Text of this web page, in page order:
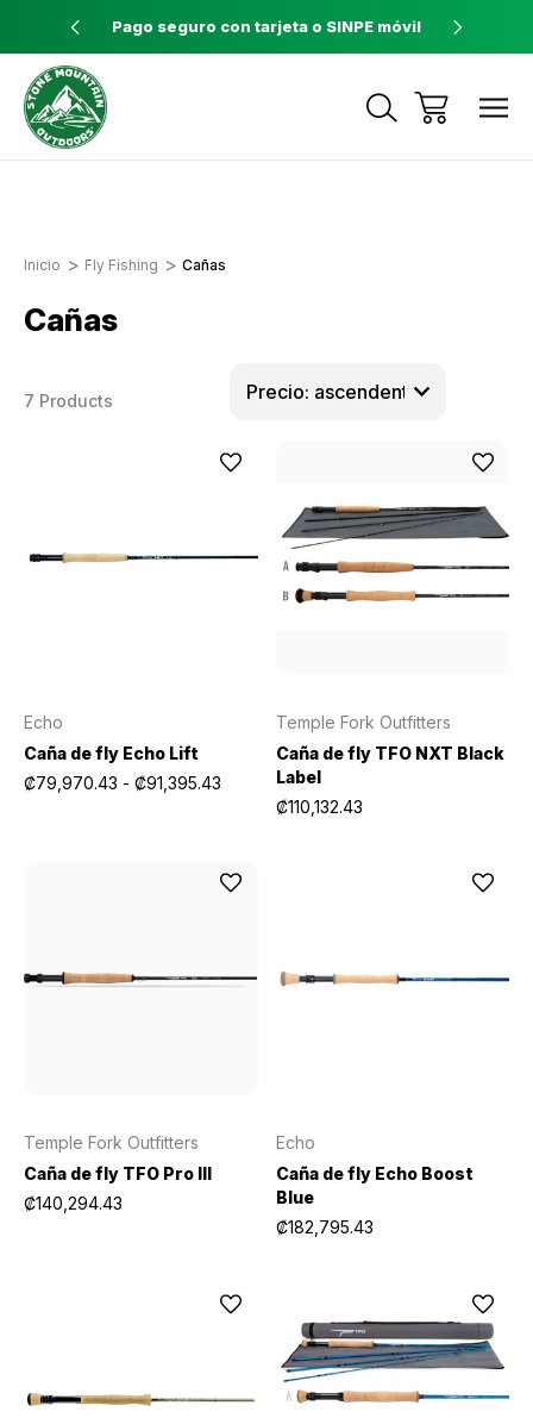
a $60 Pago seguro con tarjeta o SINPE móvil
Inicio Fly Fishing Cañas
Cañas
7 Products
Echo
Caña de fly Echo Lift
₡79,970.43 - ₡91,395.43
Temple Fork Outfitters
Caña de fly TFO NXT Black
Label
₡110,132.43
Temple Fork Outfitters
Caña de fly TFO Pro III
₡140,294.43
Echo
Caña de fly Echo Boost
Blue
₡182,795.43